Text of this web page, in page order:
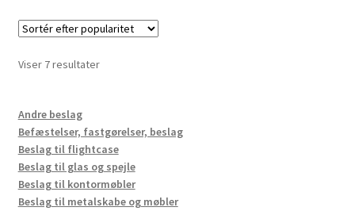
Viser 7 resultaterSorteret
Andre beslag
Befæstelser, fastgørelser, beslag
Beslag til flightcase
Beslag til glas og spejle
Beslag til kontormøbler
Beslag til metalskabe og møbler